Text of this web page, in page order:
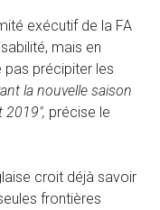
exécutif de la FA
mais en
précipiter les
la nouvelle saison
précise le
croit déjà savoir
frontières